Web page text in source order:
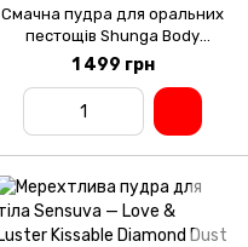
Смачна пудра для оральних
пестощів Shunga Body
Powder Sparkling Strawberry
Wine, 75 г, аромат полуниці
1 499 грн